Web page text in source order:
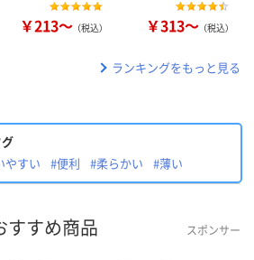
￥213～ （税込） ￥313～ （税込）
ランキングをもっと見る
やすい #便利 #柔らかい #薄い
すすめ商品 スポンサー